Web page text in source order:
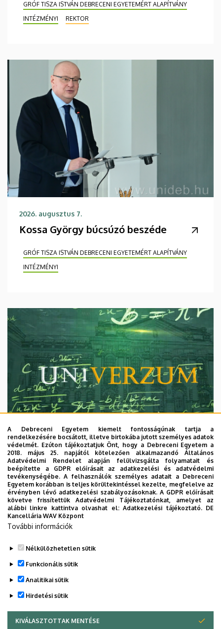
GRÓF TISZA ISTVÁN DEBRECENI EGYETEMÉRT ALAPÍTVÁNY
INTÉZMÉNYI
REKTOR
2026. augusztus 7.
Kossa György búcsúzó beszéde
GRÓF TISZA ISTVÁN DEBRECENI EGYETEMÉRT ALAPÍTVÁNY
INTÉZMÉNYI
2026. augusztus 7.
Univerzum: A Debreceni Egyetem
titkos receptjei
KUTATÁS TUDOMÁNY
A Debreceni Egyetem kiemelt fontosságúnak tartja a
rendelkezésére bocsátott, illetve birtokába jutott személyes adatok
védelmét. Ezúton tájékoztatjuk Önt, hogy a Debreceni Egyetem a
2018. május 25. napjától kötelezően alkalmazandó Általános
Adatvédelmi Rendelet alapján felülvizsgálta folyamatait és
beépítette a GDPR előírásait az adatkezelési és adatvédelmi
tevékenységébe. A felhasználók személyes adatait a Debreceni
Egyetem korábban is teljes körültekintéssel kezelte, megfelelve az
érvényben lévő adatkezelési szabályozásoknak. A GDPR előírásait
követve frissítettük Adatvédelmi Tájékoztatónkat, amelyet az
alábbi linkre kattintva olvashat el:Adatkezelési tájékoztató. DE
Kancellária WAV Központ
További információk
Nélkülözhetetlen sütik
Funkcionális sütik
Analitikai sütik
Hirdetési sütik
KIVÁLASZTOTTAK MENTÉSE
WITHDRAW CONSENT